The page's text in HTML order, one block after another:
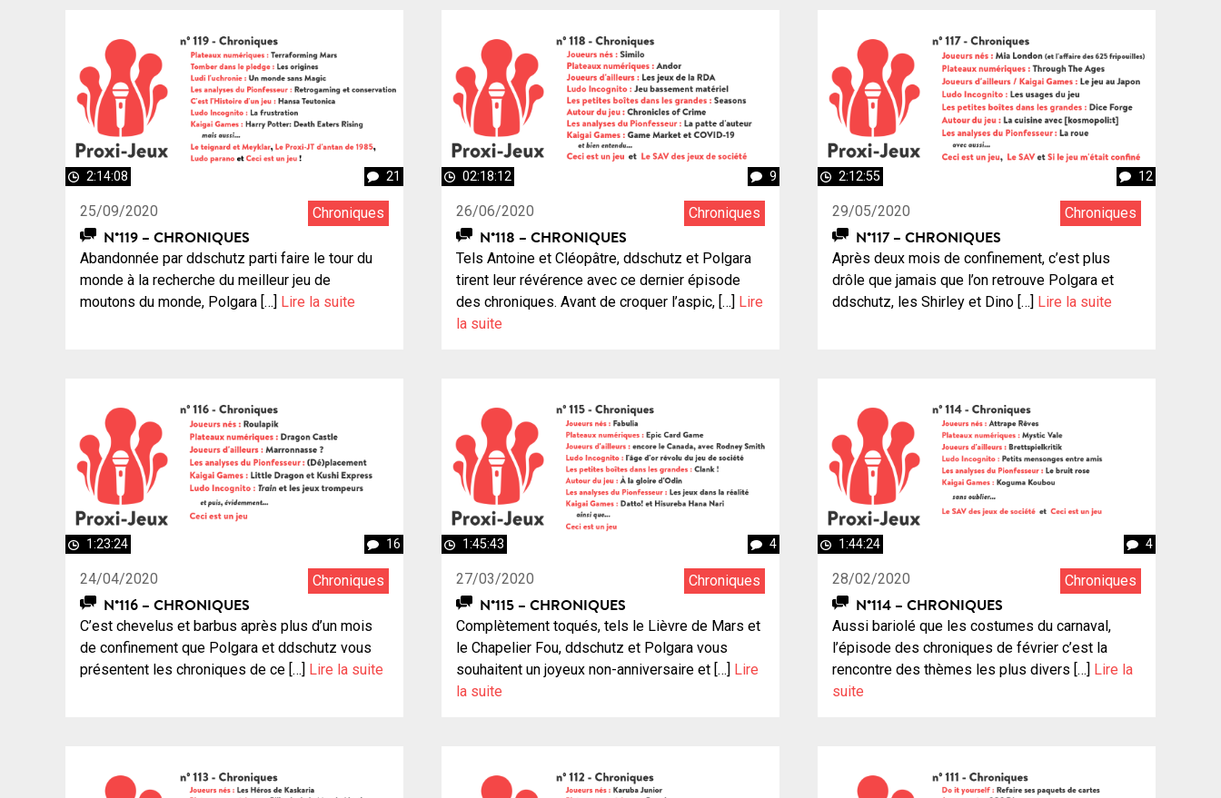
2:14:08 21
25/09/2020 Chroniques
N°119 – CHRONIQUES
Abandonnée par ddschutz parti faire le tour du
monde à la recherche du meilleur jeu de
moutons du monde, Polgara […] Lire la suite
02:18:12 9
26/06/2020 Chroniques
N°118 – CHRONIQUES
Tels Antoine et Cléopâtre, ddschutz et Polgara
tirent leur révérence avec ce dernier épisode
des chroniques. Avant de croquer l’aspic, […] Lire
la suite
2:12:55 12
29/05/2020 Chroniques
N°117 – CHRONIQUES
Après deux mois de confinement, c’est plus
drôle que jamais que l’on retrouve Polgara et
ddschutz, les Shirley et Dino […] Lire la suite
1:23:24 16
24/04/2020 Chroniques
N°116 – CHRONIQUES
C’est chevelus et barbus après plus d’un mois
de confinement que Polgara et ddschutz vous
présentent les chroniques de ce […]
Lire la suite
1:45:43 4
27/03/2020 Chroniques
N°115 – CHRONIQUES
Complètement toqués, tels le Lièvre de Mars et
le Chapelier Fou, ddschutz et Polgara vous
souhaitent un joyeux non-anniversaire et […]
Lire
la suite
1:44:24 4
28/02/2020 Chroniques
N°114 – CHRONIQUES
Aussi bariolé que les costumes du carnaval,
l’épisode des chroniques de février c’est la
rencontre des thèmes les plus divers […]
Lire la
suite